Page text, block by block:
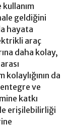
geldiğini
hayata
araç
daha kolay,
da
ve
katkı
erişilebilirliği